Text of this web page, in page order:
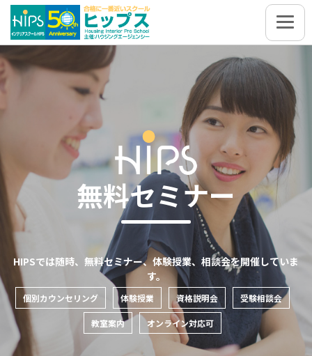
無料セミナー
HIPSでは随時、無料セミナー、体験授業、相談会を開催していま
す。
個別カウンセリング 体験授業 資格説明会 受験相談会
教室案内 オンライン対応可